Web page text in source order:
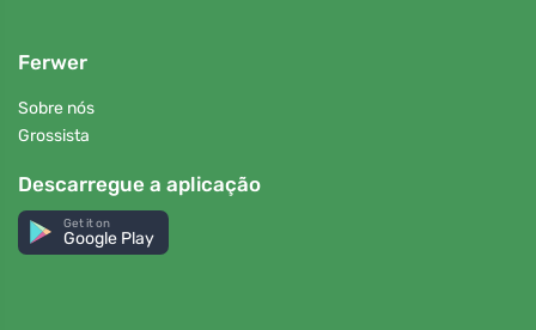
Ferwer
Sobre nós
Grossista
Descarregue a aplicação
Get it on
Google Play